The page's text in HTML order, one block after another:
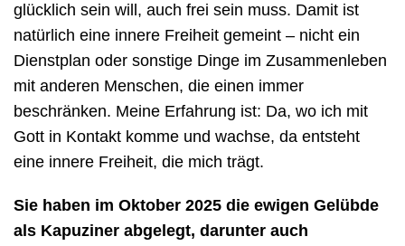
glücklich sein will, auch frei sein muss. Damit ist
natürlich eine innere Freiheit gemeint – nicht ein
Dienstplan oder sonstige Dinge im Zusammenleben
mit anderen Menschen, die einen immer
beschränken. Meine Erfahrung ist: Da, wo ich mit
Gott in Kontakt komme und wachse, da entsteht
eine innere Freiheit, die mich trägt.
Sie haben im Oktober 2025 die ewigen Gelübde
als Kapuziner abgelegt, darunter auch